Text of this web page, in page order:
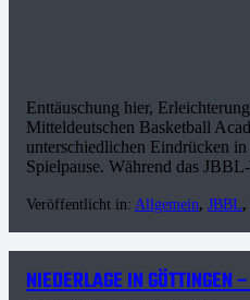
Enttäuschung hier,
Mitteldeutschen Basketball
unterschiedlichen Eindrücken
Spielpause. Während das
Veröffentlicht in: Allgemein, JBBL,
NIEDERLAGE IN GÖTTINGEN